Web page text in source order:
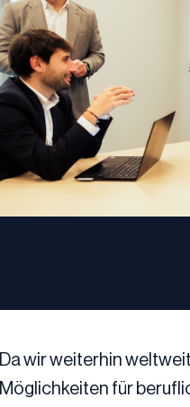
Da wir weiterhin
Möglichkeiten für